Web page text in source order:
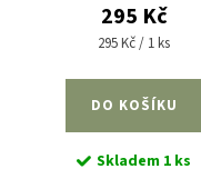
295 Kč
Měrná
295 Kč / 1 ks
DO KOŠÍKU
Skladem 1 ks